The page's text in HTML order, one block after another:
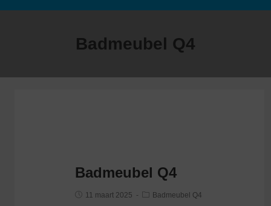
Badmeubel Q4
Badmeubel Q4
11 maart 2025 Badmeubel Q4